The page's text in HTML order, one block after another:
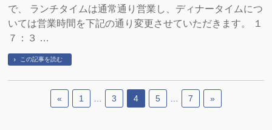
で、 ランチタイムは通常通り営業し、ディナータイムにつ
いては営業時間を下記の通り変更させていただきます。 １
７：３ …
この記事を読む
« 1 3 4 5 7 »